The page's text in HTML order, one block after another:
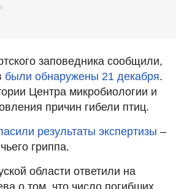
заповедника сообщили,
были обнаружены 21 декабря.
Центра микробиологии и
причин гибели птиц.
результаты экспертизы –
гриппа.
области ответили на
о том, что число погибших